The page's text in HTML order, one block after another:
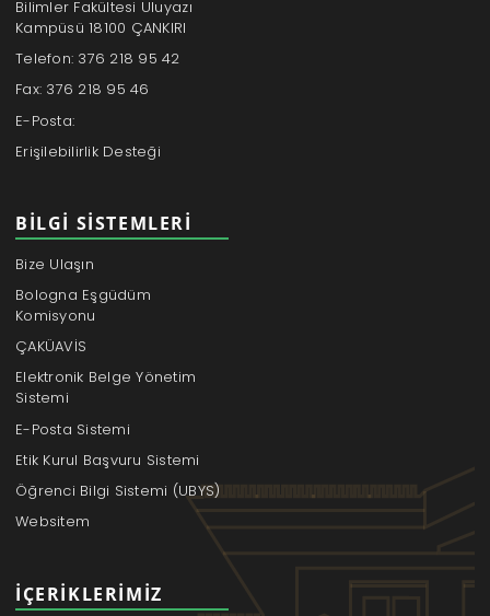
Bilimler Fakültesi Uluyazı
Kampüsü 18100 ÇANKIRI
Telefon: 376 218 95 42
Fax: 376 218 95 46
E-Posta:
Erişilebilirlik Desteği
BILGI SISTEMLERI
Bize Ulaşın
Bologna Eşgüdüm
Komisyonu
ÇAKÜAVİS
Elektronik Belge Yönetim
Sistemi
E-Posta Sistemi
Etik Kurul Başvuru Sistemi
Öğrenci Bilgi Sistemi (UBYS)
Websitem
İÇERIKLERIMIZ